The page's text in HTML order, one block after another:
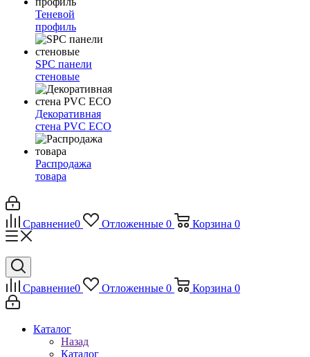
Теневой
профиль
SPC панели
стеновые
Декоративная
стена PVC ECO
Распродажа
товара
Сравнение0 Отложенные 0 Корзина 0
Сравнение0 Отложенные 0 Корзина 0
Каталог
Назад
Каталог